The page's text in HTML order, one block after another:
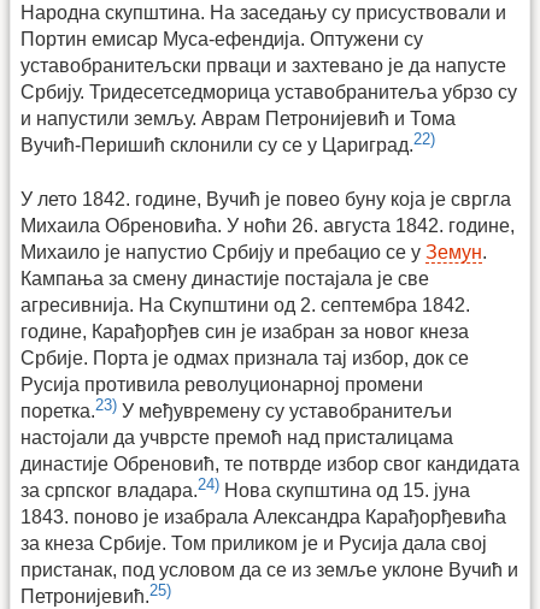
Народна скупштина. На заседању су присуствовали и
Портин емисар Муса-ефендија. Оптужени су
уставобранитељски прваци и захтевано је да напусте
Србију. Тридесетседморица уставобранитеља убрзо су
и напустили земљу. Аврам Петронијевић и Тома
Вучић-Перишић склонили су се у Цариград.22)
У лето 1842. године, Вучић је повео буну која је свргла
Михаила Обреновића. У ноћи 26. августа 1842. године,
Михаило је напустио Србију и пребацио се у Земун.
Кампања за смену династије постајала је све
агресивнија. На Скупштини од 2. септембра 1842.
године, Карађорђев син је изабран за новог кнеза
Србије. Порта је одмах признала тај избор, док се
Русија противила револуционарној промени
поретка.23) У међувремену су уставобранитељи
настојали да учврсте премоћ над присталицама
династије Обреновић, те потврде избор свог кандидата
за српског владара.24) Нова скупштина од 15. јуна
1843. поново је изабрала Александра Карађорђевића
за кнеза Србије. Том приликом је и Русија дала свој
пристанак, под условом да се из земље уклоне Вучић и
Петронијевић.25)